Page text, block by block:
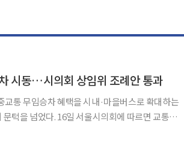
시동…시의회 상임위 조례안 통과
통 무임승차 혜택을 시내·마을버스로 확대하는
시의회에 따르면 교통위